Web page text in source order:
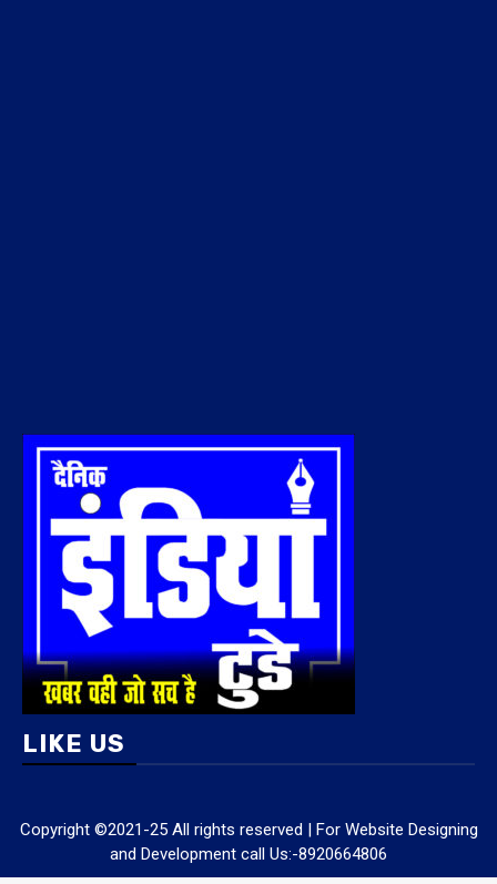
LIKE US
Copyright ©2021-25 All rights reserved | For Website Designing
and Development call Us:-8920664806